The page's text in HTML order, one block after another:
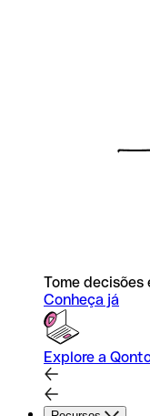
Tome
Conheça já
Explore a